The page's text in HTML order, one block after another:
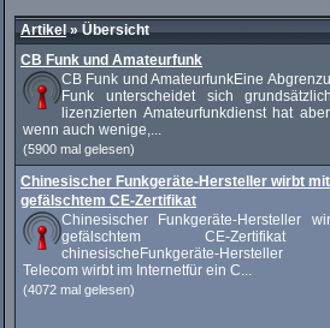
Artikel»Übersicht
CB Funk und Amateurfunk
CB Funk und AmateurfunkEine
Funk unterscheidet sich
lizenzierten Amateurfunkdienst hat
wenn auch wenige,...
(5900 mal gelesen)
Chinesischer Funkgeräte-Hersteller wirbt mit
gefälschtem CE-Zertifikat
Chinesischer Funkgeräte-Hersteller
gefälschtem CE-
chinesischeFunkgeräte-Hersteller
Telecom wirbt im Internetfür ein C...
(4072 mal gelesen)